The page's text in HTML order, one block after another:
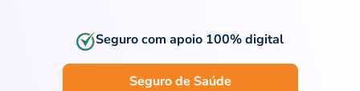
Seguro com apoio 100% digital
Seguro de Saúde